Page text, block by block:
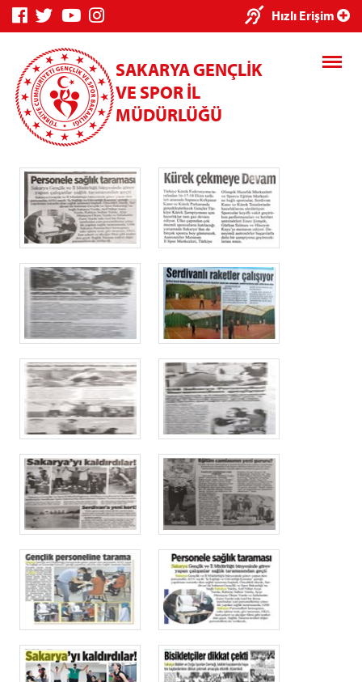
Hızlı Erişim
SAKARYA GENÇLİK
VE SPOR İL
MÜDÜRLÜĞÜ
×
Genç Bilgi
Sistemi
Spor Bilgi
Sistemi
Kredi/Yurt
Kredi/Yurt E-
Ödeme